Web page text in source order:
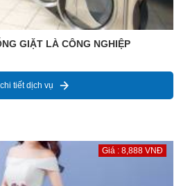
GIẶT LÀ CÔNG NGHIỆP
tiết dịch vụ
Giá : 8,888 VNĐ